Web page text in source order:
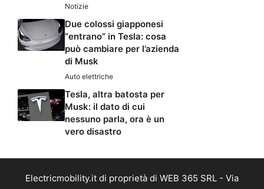
Notizie
Due colossi giapponesi
“entrano” in Tesla: cosa
può cambiare per l’azienda
di Musk
Auto elettriche
Tesla, altra batosta per
Musk: il dato di cui
nessuno parla, ora è un
vero disastro
Electricmobility.it di proprietà di WEB 365 SRL - Via